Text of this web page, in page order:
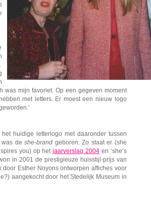
was mijn favoriet. Op een gegeven moment
met letters. Er moest een nieuw logo
huidige letterlogo met daaronder tussen
was deshe-brand geboren. Zo staat er (she
you) op hetjaarverslag 2004en ‘she’s
in 2001 de prestigieuze huisstijl-prijs van
Esther Noyons ontworpen affiches voor
aangekocht door het Stedelijk Museum in